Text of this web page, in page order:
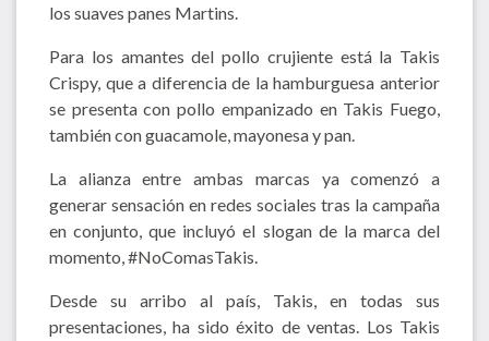
los suaves panes Martins.
Para los amantes del pollo crujiente está la Takis
Crispy, que a diferencia de la hamburguesa anterior
se presenta con pollo empanizado en Takis Fuego,
también con guacamole, mayonesa y pan.
La alianza entre ambas marcas ya comenzó a
generar sensación en redes sociales tras la campaña
en conjunto, que incluyó el slogan de la marca del
momento, #NoComasTakis.
Desde su arribo al país, Takis, en todas sus
presentaciones, ha sido éxito de ventas. Los Takis